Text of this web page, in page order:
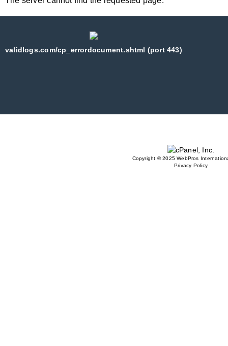
validlogs.com/cp_errordocument.shtml (port 443)
Copyright © 2025 WebPros
Privacy Policy